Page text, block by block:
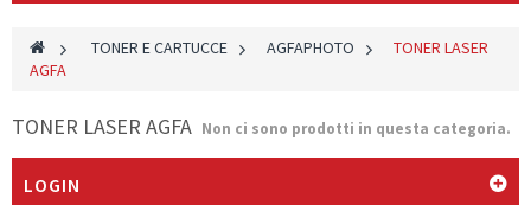
> TONER E CARTUCCE > AGFAPHOTO >
TONER LASER
AGFA
TONER LASER AGFA Non ci sono prodotti in questa categoria.
LOGIN